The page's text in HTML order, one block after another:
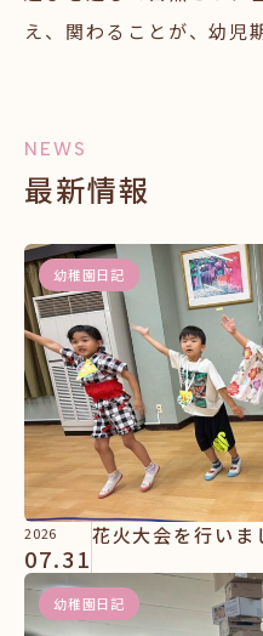
え、関わることが、幼児
NEWS
最新情報
幼稚園日記
2026
07.31
花火大会を行いま
幼稚園日記